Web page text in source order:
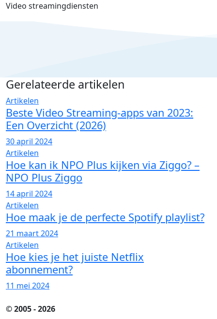
Video streamingdiensten
Gerelateerde artikelen
Artikelen
Beste Video Streaming-apps van 2023:
Een Overzicht (2026)
30 april 2024
Artikelen
Hoe kan ik NPO Plus kijken via Ziggo? –
NPO Plus Ziggo
14 april 2024
Artikelen
Hoe maak je de perfecte Spotify playlist?
21 maart 2024
Artikelen
Hoe kies je het juiste Netflix
abonnement?
11 mei 2024
© 2005 - 2026